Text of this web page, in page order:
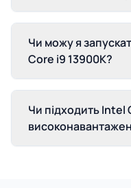
Чи можу я
Core i9 13900K?
Чи підходить Intel